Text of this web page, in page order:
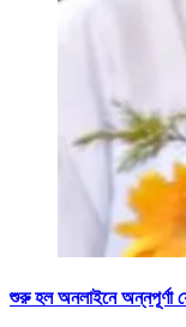
শুরু হল অনলাইনে অন্নপূর্ণা